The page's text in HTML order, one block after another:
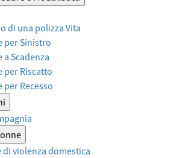
di una polizza Vita
per Sinistro
Scadenza
per Riscatto
Recesso
violenza domestica